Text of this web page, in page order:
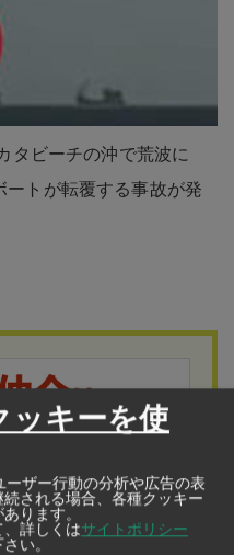
タビーチの沖で荒波に
ートが転覆する事故が発
ッキーを使
ザー行動の分析や広告の表
される場合、各種クッキー
ります。
詳しくはサイトポリシー
い。